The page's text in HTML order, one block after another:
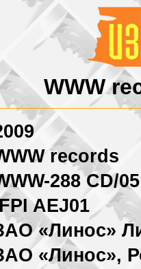
WWW
records
288 CD/05
AEJ01
«Линос»
«Линос»,